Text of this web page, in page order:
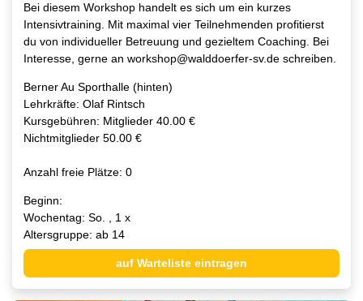
Bei diesem Workshop handelt es sich um ein kurzes
Intensivtraining. Mit maximal vier Teilnehmenden profitierst
du von individueller Betreuung und gezieltem Coaching. Bei
Interesse, gerne an workshop@walddoerfer-sv.de schreiben.
Berner Au Sporthalle (hinten)
Lehrkräfte: Olaf Rintsch
Kursgebühren: Mitglieder 40.00 €
Nichtmitglieder 50.00 €
Anzahl freie Plätze: 0
Beginn:
Wochentag: So. , 1 x
Altersgruppe: ab 14
auf Warteliste eintragen